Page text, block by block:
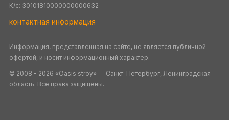
К/c: 30101810000000000632
контактная информация
Информация, представленная на сайте, не является публичной
офертой, и носит информационный характер.
© 2008 - 2026 «Oasis stroy» — Санкт-Петербург, Ленинградская
область. Все права защищены.